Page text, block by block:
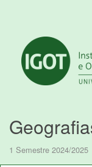
1 Semestre 2024/2025